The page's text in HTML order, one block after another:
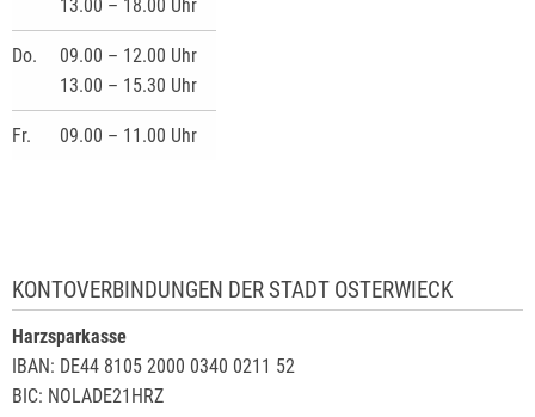
13.00 – 18.00 Uhr
Do.
09.00 – 12.00 Uhr
13.00 – 15.30 Uhr
Fr. 09.00 – 11.00 Uhr
KONTOVERBINDUNGEN DER STADT OSTERWIECK
Harzsparkasse
IBAN: DE44 8105 2000 0340 0211 52
BIC: NOLADE21HRZ